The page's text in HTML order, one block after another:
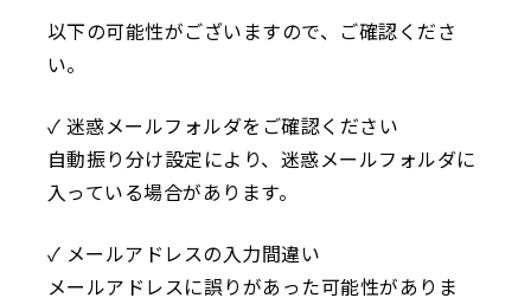
以下の可能性がございますので、ご確認くださ
い。
✓ 迷惑メールフォルダをご確認ください
自動振り分け設定により、迷惑メールフォルダに
入っている場合があります。
✓ メールアドレスの入力間違い
メールアドレスに誤りがあった可能性がありま